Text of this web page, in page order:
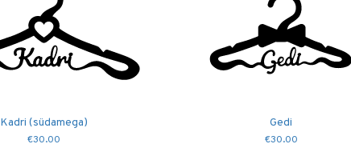
Kadri (südamega)
€30.00
Gedi
€30.00